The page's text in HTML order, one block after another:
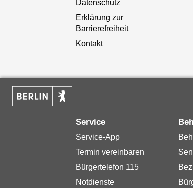
Datenschutz
Erklärung zur
Barrierefreiheit
Kontakt
Service
Service-App
Termin vereinbaren
Bürgertelefon 115
Notdienste